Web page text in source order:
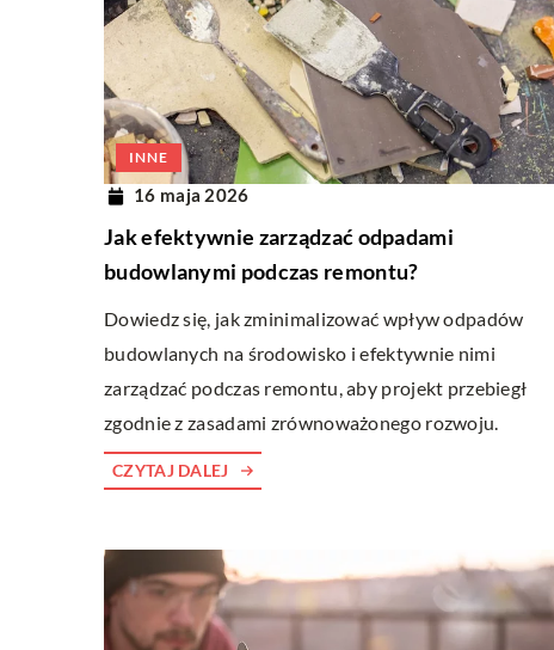
INNE
16 maja 2026
Jak efektywnie zarządzać odpadami
budowlanymi podczas remontu?
Dowiedz się, jak zminimalizować wpływ odpadów
budowlanych na środowisko i efektywnie nimi
zarządzać podczas remontu, aby projekt przebiegł
zgodnie z zasadami zrównoważonego rozwoju.
CZYTAJ DALEJ